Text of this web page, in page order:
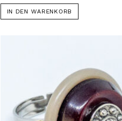
IN DEN WARENKORB